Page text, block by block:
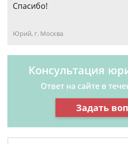
Спасибо!
Юрий, г. Москва
Консультация
Ответ на сайте в
Задать